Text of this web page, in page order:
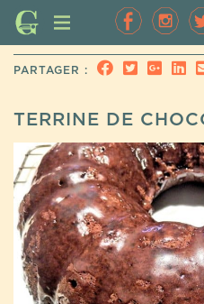
PARTAGER :
TERRINE DE